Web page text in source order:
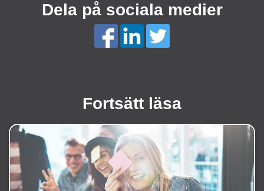
Dela på sociala medier
Fortsätt läsa